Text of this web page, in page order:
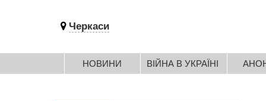
Черкаси
НОВИНИ ВІЙНА В УКРАЇНІ